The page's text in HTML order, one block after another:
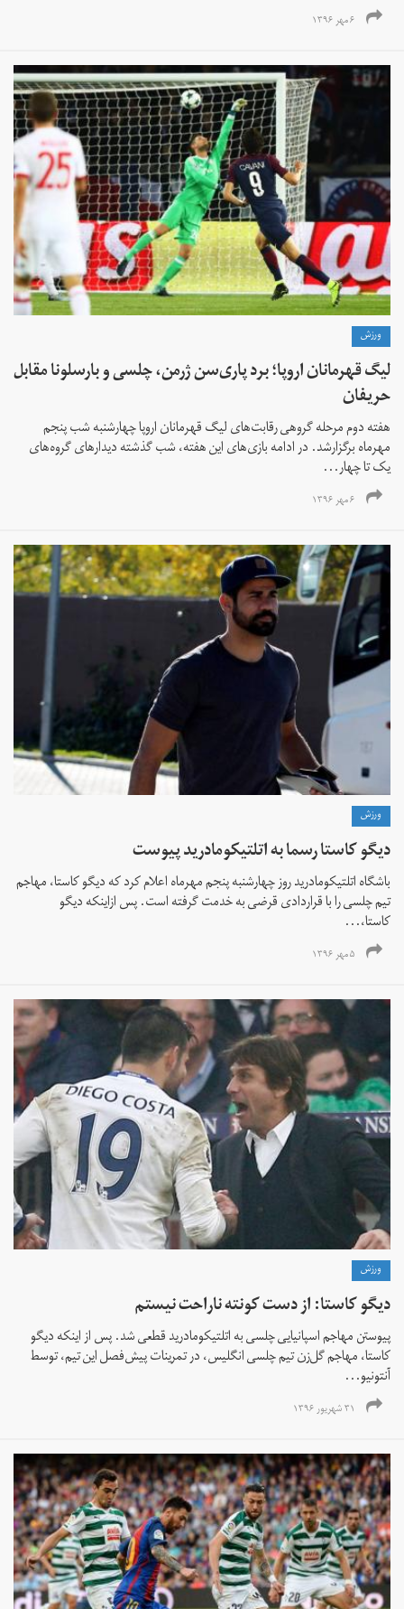
۶ مهر ۱۳۹۶
ورزش
لیگ قهرمانان اروپا؛ برد پاری‌سن ژرمن، چلسی و بارسلونا مقابل
حریفان
هفته دوم مرحله گروهی رقابت‌های لیگ قهرمانان اروپا چهارشنبه شب پنجم
مهرماه برگزارشد. در ادامه بازی‌های این هفته، شب گذشته دیدارهای گروه‌های
یک تا چهار...
۶ مهر ۱۳۹۶
ورزش
دیگو کاستا رسما به اتلتیکومادرید پیوست
باشگاه اتلتیکومادرید روز چهارشنبه پنجم مهرماه اعلام کرد که دیگو کاستا، مهاجم
تیم چلسی را با قراردادی قرضی به خدمت گرفته است. پس ازاینکه دیگو
کاستا،...
۵ مهر ۱۳۹۶
ورزش
دیگو کاستا: از دست کونته ناراحت نیستم
پیوستن مهاجم اسپانیایی چلسی به اتلتیکومادرید قطعی شد. پس از اینکه دیگو
کاستا، مهاجم گل‌زن تیم چلسی انگلیس، در تمرینات پیش‌فصل این تیم، توسط
آنتونیو...
۳۱ شهریور ۱۳۹۶